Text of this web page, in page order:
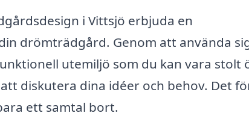
i Vittsjö erbjuda en
drömträdgård. Genom att använda
utemiljö som du kan vara stolt
diskutera dina idéer och behov. Det
ett samtal bort.